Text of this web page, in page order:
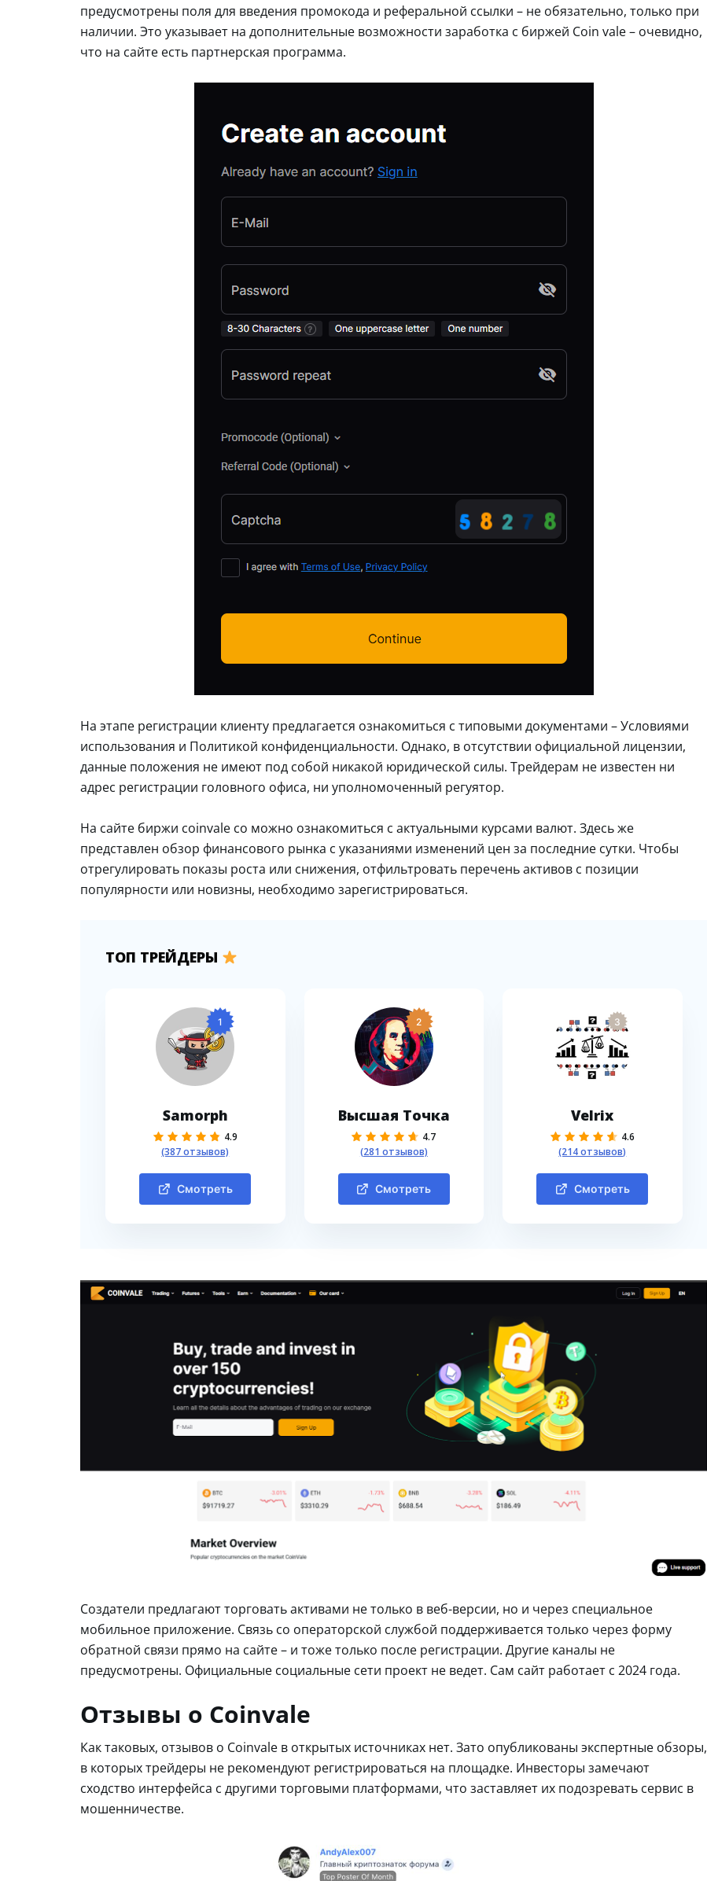
предусмотрены поля для введения промокода и реферальной ссылки – не обязательно, только при
наличии. Это указывает на дополнительные возможности заработка с биржей Coin vale – очевидно,
что на сайте есть партнерская программа.
На этапе регистрации клиенту предлагается ознакомиться с типовыми документами – Условиями
использования и Политикой конфиденциальности. Однако, в отсутствии официальной лицензии,
данные положения не имеют под собой никакой юридической силы. Трейдерам не известен ни
адрес регистрации головного офиса, ни уполномоченный регуятор.
На сайте биржи coinvale co можно ознакомиться с актуальными курсами валют. Здесь же
представлен обзор финансового рынка с указаниями изменений цен за последние сутки. Чтобы
отрегулировать показы роста или снижения, отфильтровать перечень активов с позиции
популярности или новизны, необходимо зарегистрироваться.
ТОП ТРЕЙДЕРЫ
1
Samorph
4.9
(387 отзывов)
Смотреть
2
Высшая Точка
4.7
(281 отзывов)
Смотреть
3
Velrix
4.6
(214 отзывов)
Смотреть
Создатели предлагают торговать активами не только в веб-версии, но и через специальное
мобильное приложение. Связь со операторской службой поддерживается только через форму
обратной связи прямо на сайте – и тоже только после регистрации. Другие каналы не
предусмотрены. Официальные социальные сети проект не ведет. Сам сайт работает с 2024 года.
Отзывы о Coinvale
Как таковых, отзывов о Coinvale в открытых источниках нет. Зато опубликованы экспертные обзоры,
в которых трейдеры не рекомендуют регистрироваться на площадке. Инвесторы замечают
сходство интерфейса с другими торговыми платформами, что заставляет их подозревать сервис в
мошенничестве.